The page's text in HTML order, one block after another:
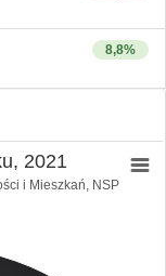
8,8%
2021
i Mieszkań, NSP